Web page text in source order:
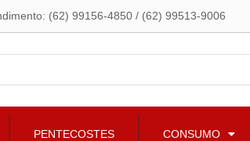
(62) 99156-4850 / (62) 99513-9006
PENTECOSTES CONSUMO